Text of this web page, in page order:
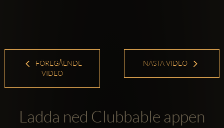
FÖREGÅENDE
VIDEO
NÄSTA VIDEO
Ladda ned Clubbable appen